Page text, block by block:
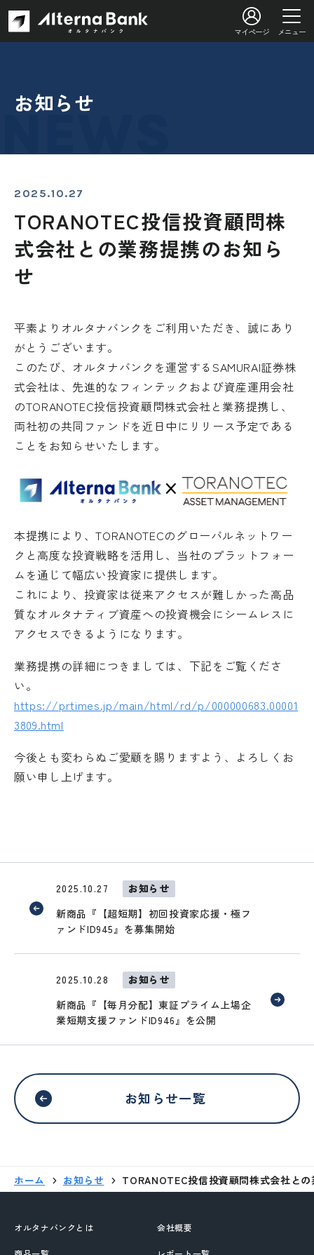
マイページ メニュー
お知らせ
2025.10.27
TORANOTEC投信投資顧問株
式会社との業務提携のお知ら
せ
平素よりオルタナバンクをご利用いただき、誠にあり
がとうございます。
このたび、オルタナバンクを運営するSAMURAI証券株
式会社は、先進的なフィンテックおよび資産運用会社
のTORANOTEC投信投資顧問株式会社と業務提携し、
両社初の共同ファンドを近日中にリリース予定である
ことをお知らせいたします。
本提携により、TORANOTECのグローバルネットワー
クと高度な投資戦略を活用し、当社のプラットフォー
ムを通じて幅広い投資家に提供します。
これにより、投資家は従来アクセスが難しかった高品
質なオルタナティブ資産への投資機会にシームレスに
アクセスできるようになります。
業務提携の詳細につきましては、下記をご覧くださ
い。
https://prtimes.jp/main/html/rd/p/000000683.00001
3809.html
今後とも変わらぬご愛顧を賜りますよう、よろしくお
願い申し上げます。
2025.10.27
お知らせ
新商品『【超短期】初回投資家応援・極フ
ァンドID945』を募集開始
2025.10.28
お知らせ
新商品『【毎月分配】東証プライム上場企
業短期支援ファンドID946』を公開
お知らせ一覧
ホーム お知らせ TORANOTEC投信投資顧問株式会社と
オルタナバンクとは 会社概要